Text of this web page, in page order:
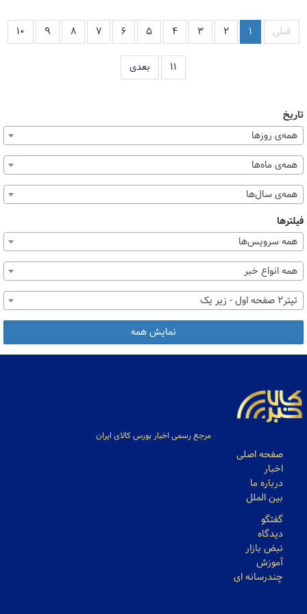
قبلی ۱ ۲ ۳ ۴ ۵ ۶ ۷ ۸ ۹ ۱۰
۱۱ بعدی
تاریخ
همه‌ی روزها
همه‌ی ماه‌ها
همه‌ی سال‌ها
فیلترها
همه سرویس‌ها
همه انواع خبر
تیتر2 صفحه اول - زیر یک
نمایش همه
مرجع رسمی اخبار بورس کالای ایران
صفحه اصلی
اخبار
درباره ما
بین الملل
گفتگو
دیدگاه
نبض بازار
آموزش
چندرسانه ای